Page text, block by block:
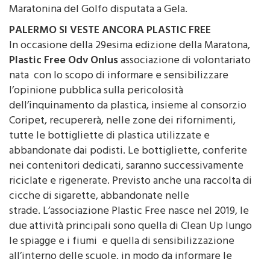
Maratonina del Golfo disputata a Gela.
PALERMO SI VESTE ANCORA PLASTIC FREE
In occasione della 29esima edizione della Maratona,
Plastic Free Odv Onlusassociazione di volontariato
nata con lo scopo di informare e sensibilizzare
l’opinione pubblica sulla pericolosità
dell’inquinamento da plastica, insieme al consorzio
Coripet, recupererà, nelle zone dei rifornimenti,
tutte le bottigliette di plastica utilizzate e
abbandonate dai podisti. Le bottigliette, conferite
nei contenitori dedicati, saranno successivamente
riciclate e rigenerate. Previsto anche una raccolta di
cicche di sigarette, abbandonate nelle
strade. L’associazione Plastic Free nasce nel 2019, le
due attività principali sono quella di Clean Up lungo
le spiagge e i fiumi e quella di sensibilizzazione